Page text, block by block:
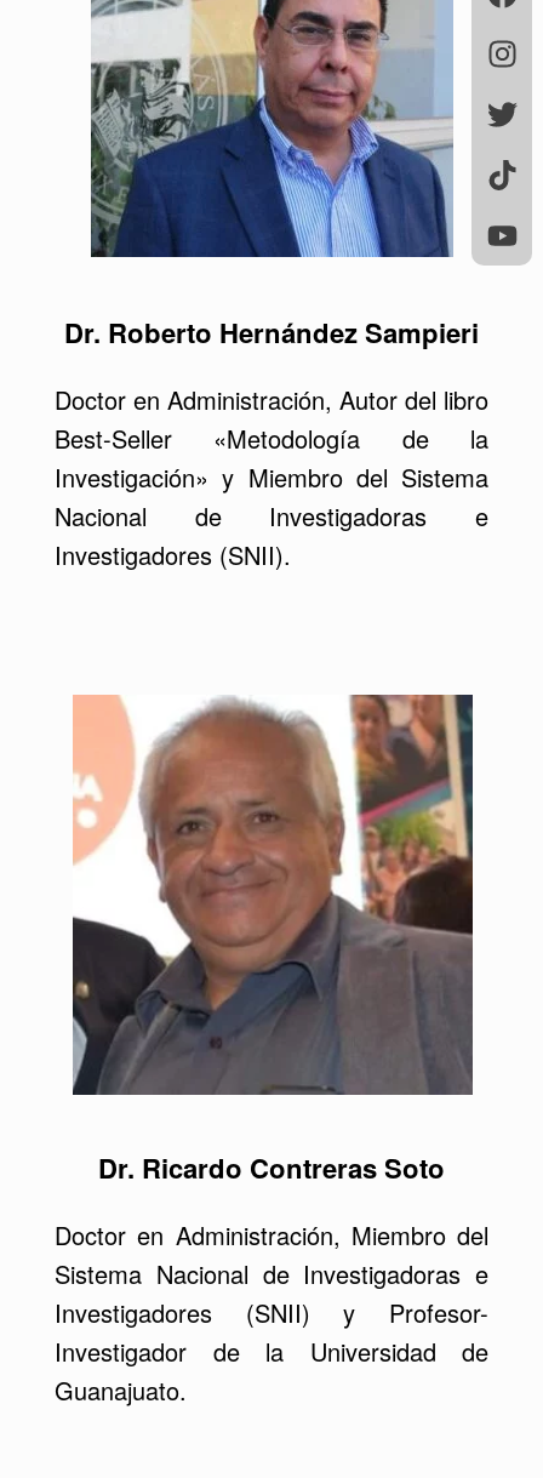
Dr. Roberto Hernández Sampieri
Doctor en Administración, Autor del libro
Best-Seller «Metodología de la
Investigación» y Miembro del Sistema
Nacional de Investigadoras e
Investigadores (SNII).
Dr. Ricardo Contreras Soto
Doctor en Administración, Miembro del
Sistema Nacional de Investigadoras e
Investigadores (SNII) y Profesor-
Investigador de la Universidad de
Guanajuato.